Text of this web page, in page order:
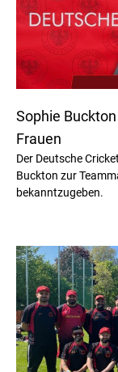
Sophie
Frauen
Der Deutsche
Buckton zur
bekanntzugeben.